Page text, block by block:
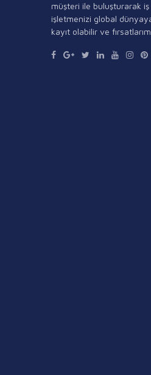
müşteri ile buluşturarak iş
işletmenizi global
kayıt olabilir ve